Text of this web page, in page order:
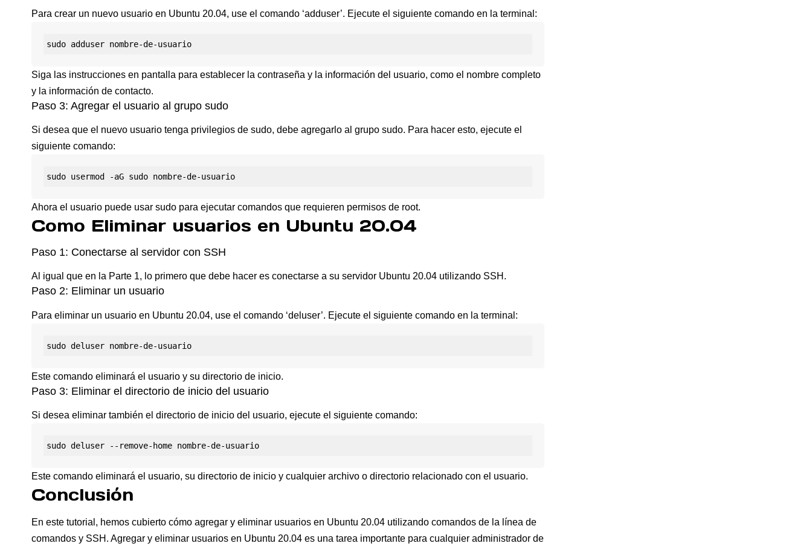
Para crear un nuevo usuario en Ubuntu 20.04, use el comando ‘adduser’. Ejecute el siguiente comando en la terminal:
Siga las instrucciones en pantalla para establecer la contraseña y la información del usuario, como el nombre completo
y la información de contacto.
Paso 3: Agregar el usuario al grupo sudo
Si desea que el nuevo usuario tenga privilegios de sudo, debe agregarlo al grupo sudo. Para hacer esto, ejecute el
siguiente comando:
Ahora el usuario puede usar sudo para ejecutar comandos que requieren permisos de root.
Como Eliminar usuarios en Ubuntu 20.04
Paso 1: Conectarse al servidor con SSH
Al igual que en la Parte 1, lo primero que debe hacer es conectarse a su servidor Ubuntu 20.04 utilizando SSH.
Paso 2: Eliminar un usuario
Para eliminar un usuario en Ubuntu 20.04, use el comando ‘deluser’. Ejecute el siguiente comando en la terminal:
Este comando eliminará el usuario y su directorio de inicio.
Paso 3: Eliminar el directorio de inicio del usuario
Si desea eliminar también el directorio de inicio del usuario, ejecute el siguiente comando:
Este comando eliminará el usuario, su directorio de inicio y cualquier archivo o directorio relacionado con el usuario.
Conclusión
En este tutorial, hemos cubierto cómo agregar y eliminar usuarios en Ubuntu 20.04 utilizando comandos de la línea de
comandos y SSH. Agregar y eliminar usuarios en Ubuntu 20.04 es una tarea importante para cualquier administrador de